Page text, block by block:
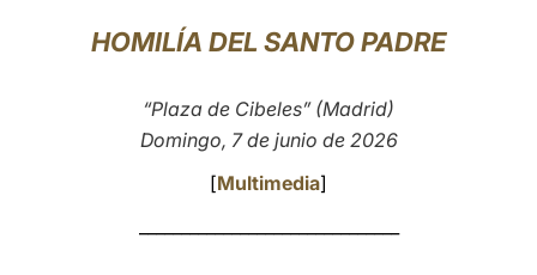
HOMILÍA DEL SANTO PADRE
“Plaza de Cibeles” (Madrid)
Domingo, 7 de junio de 2026
[Multimedia]